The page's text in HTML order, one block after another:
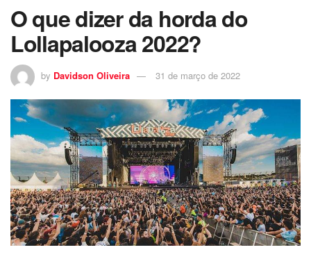
O que dizer da horda do
Lollapalooza 2022?
by Davidson Oliveira 31 de março de 2022